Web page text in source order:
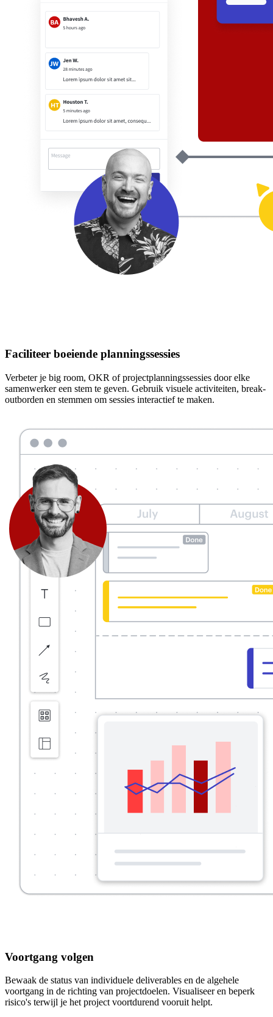
Faciliteer boeiende planningssessies
Verbeter je big room, OKR of projectplanningssessies door elke
samenwerker een stem te geven. Gebruik visuele activiteiten, break-
outborden en stemmen om sessies interactief te maken.
Voortgang volgen
Bewaak de status van individuele deliverables en de algehele
voortgang in de richting van projectdoelen. Visualiseer en beperk
risico's terwijl je het project voortdurend vooruit helpt.